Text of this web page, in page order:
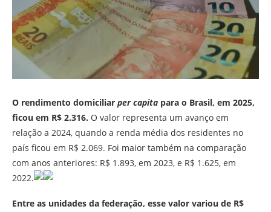
O rendimento domiciliar per capita para o Brasil, em 2025,
ficou em R$ 2.316. O valor representa um avanço em
relação a 2024, quando a renda média dos residentes no
país ficou em R$ 2.069. Foi maior também na comparação
com anos anteriores: R$ 1.893, em 2023, e R$ 1.625, em
2022.
Entre as unidades da federação, esse valor variou de R$